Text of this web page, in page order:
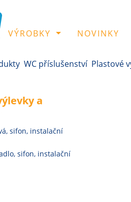
VÝROBKY NOVINKY
WC příslušenství Plastové
a
sifon, instalační
sifon, instalační